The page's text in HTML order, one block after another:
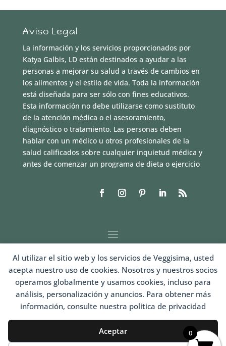
Al utilizar el sitio web y los servicios de Veggisima, usted
acepta nuestro uso de cookies. Nosotros y nuestros socios
operamos globalmente y usamos cookies, incluso para
análisis, personalización y anuncios. Para obtener más
información, consulte nuestra política de privacidad
Aceptar
Aviso Legal
La información y los servicios proporcionados por
Katya Galbis, LD están destinados a ayudar a las
personas a mejorar su salud a través de cambios en
los alimentos y el estilo de vida. Toda la información
está diseñada para ser sólo con fines educativos.
Esta información no debe utilizarse como sustituto
de la atención médica o el asesoramiento,
diagnóstico o tratamiento. Las personas deben
hablar con un médico u otros profesionales de la
salud calificados sobre cualquier inquietud médica y
antes de comenzar un programa de dieta o ejercicio
0